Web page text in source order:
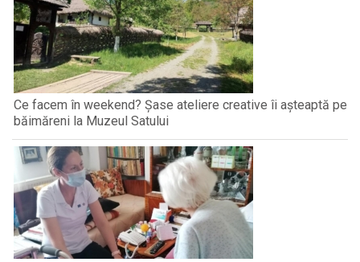
Ce facem în weekend? Șase ateliere creative îi așteaptă pe
băimăreni la Muzeul Satului